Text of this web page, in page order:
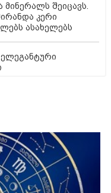
მინერალს შეიცავს.
კერი
ასახელებს